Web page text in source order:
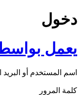
دخول
يعمل
اسم المستخدم أو البريد
كلمة المرور